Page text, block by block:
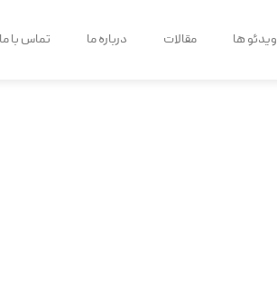
ویدئو ها مقالات درباره ما تماس با ما